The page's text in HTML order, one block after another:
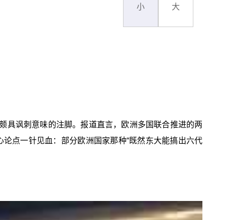
小 大
具讽刺意味的注脚。报道直言，欧洲多国联合推进的两
点一针见血：部分欧洲国家那种“既然东大能搞出六代